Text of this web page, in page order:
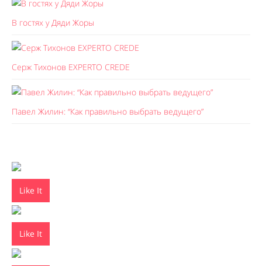
В гостях у Дяди Жоры
Серж Тихонов EXPERTO CREDE
Павел Жилин: “Как правильно выбрать ведущего”
Like It
Like It